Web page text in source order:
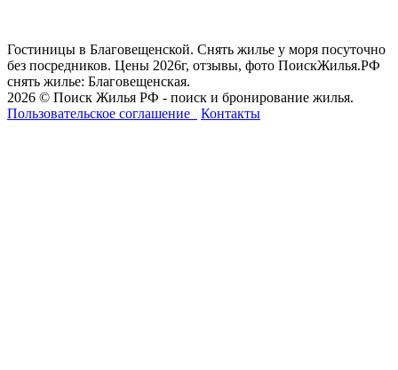
Гостиницы в Благовещенской. Снять жилье у моря посуточно
без посредников. Цены 2026г, отзывы, фото ПоискЖилья.РФ
снять жилье: Благовещенская.
2026 © Поиск Жилья РФ - поиск и бронирование жилья.
Пользовательское соглашение
Контакты